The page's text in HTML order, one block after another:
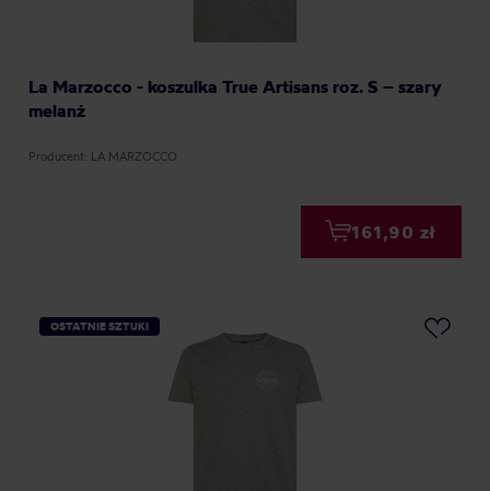
La Marzocco - koszulka True Artisans roz. S – szary
melanż
Producent: LA MARZOCCO
161,90 zł
OSTATNIE SZTUKI